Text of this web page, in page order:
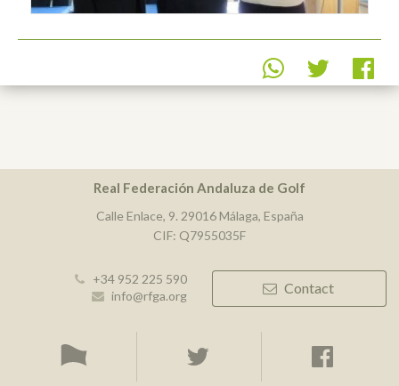
Real Federación Andaluza de Golf
Calle Enlace, 9. 29016 Málaga, España
CIF: Q7955035F
+34 952 225 590
info@rfga.org
Contact